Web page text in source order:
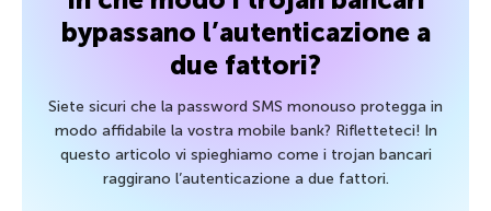
bypassano l’autenticazione a
due fattori?
Siete sicuri che la password SMS monouso protegga in
modo affidabile la vostra mobile bank? Rifletteteci! In
questo articolo vi spieghiamo come i trojan bancari
raggirano l’autenticazione a due fattori.